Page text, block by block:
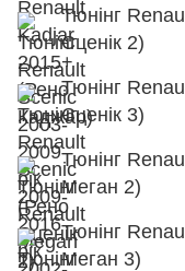
Тюнінг
Сценік 2)
Тюнінг
Сценік 3)
Тюнінг
Меган 2)
Тюнінг
Меган 3)